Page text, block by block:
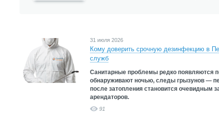
31 июля 2026
Кому доверить срочную дезинфекцию в
служб
Санитарные проблемы редко появляются
обнаруживают ночью, следы грызунов —
после затопления становится очевидным
арендаторов.
91